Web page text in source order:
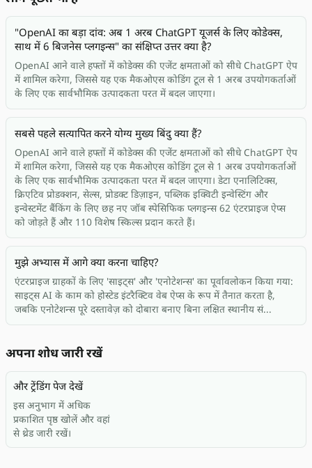
"OpenAI का बड़ा दांव: अब 1 अरब ChatGPT यूजर्स के लिए कोडेक्स,
साथ में 6 बिजनेस प्लगइन्स" का संक्षिप्त उत्तर क्या है?
OpenAI आने वाले हफ्तों में कोडेक्स की एजेंट क्षमताओं को सीधे ChatGPT ऐप
में शामिल करेगा, जिससे यह एक मैकओएस कोडिंग टूल से 1 अरब उपयोगकर्ताओं
के लिए एक सार्वभौमिक उत्पादकता परत में बदल जाएगा।
सबसे पहले सत्यापित करने योग्य मुख्य बिंदु क्या हैं?
OpenAI आने वाले हफ्तों में कोडेक्स की एजेंट क्षमताओं को सीधे ChatGPT ऐप
में शामिल करेगा, जिससे यह एक मैकओएस कोडिंग टूल से 1 अरब उपयोगकर्ताओं
के लिए एक सार्वभौमिक उत्पादकता परत में बदल जाएगा। डेटा एनालिटिक्स,
क्रिएटिव प्रोडक्शन, सेल्स, प्रोडक्ट डिज़ाइन, पब्लिक इक्विटी इन्वेस्टिंग और
इन्वेस्टमेंट बैंकिंग के लिए छह नए जॉब स्पेसिफिक प्लगइन्स 62 एंटरप्राइज ऐप्स
को जोड़ते हैं और 110 विशेष स्किल्स प्रदान करते हैं।
मुझे अभ्यास में आगे क्या करना चाहिए?
एंटरप्राइज ग्राहकों के लिए 'साइट्स' और 'एनोटेशन्स' का पूर्वावलोकन किया गया:
साइट्स AI के काम को होस्टेड इंटरैक्टिव वेब ऐप्स के रूप में तैनात करता है,
जबकि एनोटेशन्स पूरे दस्तावेज़ को दोबारा बनाए बिना लक्षित स्थानीय सं...
अपना शोध जारी रखें
और ट्रेंडिंग पेज देखें
इस अनुभाग में अधिक
प्रकाशित पृष्ठ खोलें और वहां
से थ्रेड जारी रखें।